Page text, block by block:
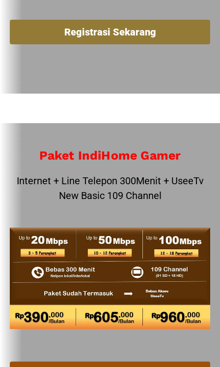
Registrasi Sekarang
Paket IndiHome Gamer
Internet + Line Telepon 300Menit + UseeTv
New Basic 109 Channel